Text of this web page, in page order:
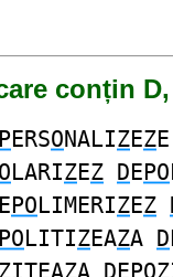
conțin
PERSONALIZEZE
LARIZEZ DEPO
EPOLIMERIZEZ
POLITIZEAZA D
ITEAZA DEPOZ